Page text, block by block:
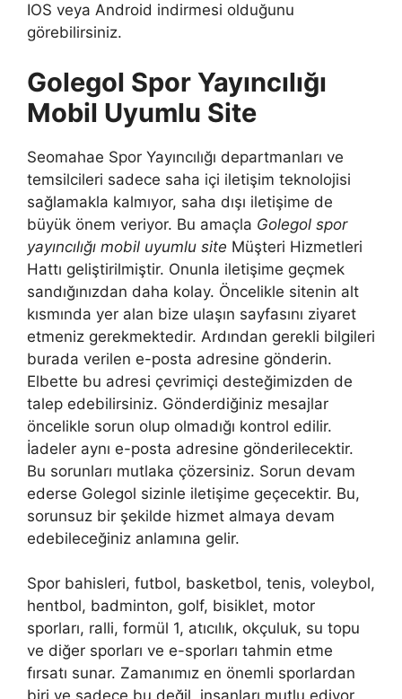
IOS veya Android indirmesi olduğunu
görebilirsiniz.
Golegol Spor Yayıncılığı
Mobil Uyumlu Site
Seomahae Spor Yayıncılığı departmanları ve
temsilcileri sadece saha içi iletişim teknolojisi
sağlamakla kalmıyor, saha dışı iletişime de
büyük önem veriyor. Bu amaçla Golegol spor
yayıncılığı mobil uyumlu site Müşteri Hizmetleri
Hattı geliştirilmiştir. Onunla iletişime geçmek
sandığınızdan daha kolay. Öncelikle sitenin alt
kısmında yer alan bize ulaşın sayfasını ziyaret
etmeniz gerekmektedir. Ardından gerekli bilgileri
burada verilen e-posta adresine gönderin.
Elbette bu adresi çevrimiçi desteğimizden de
talep edebilirsiniz. Gönderdiğiniz mesajlar
öncelikle sorun olup olmadığı kontrol edilir.
İadeler aynı e-posta adresine gönderilecektir.
Bu sorunları mutlaka çözersiniz. Sorun devam
ederse Golegol sizinle iletişime geçecektir. Bu,
sorunsuz bir şekilde hizmet almaya devam
edebileceğiniz anlamına gelir.
Spor bahisleri, futbol, ​​basketbol, ​​tenis, voleybol,
hentbol, ​​badminton, golf, bisiklet, motor
sporları, ralli, formül 1, atıcılık, okçuluk, su topu
ve diğer sporları ve e-sporları tahmin etme
fırsatı sunar. Zamanımız en önemli sporlardan